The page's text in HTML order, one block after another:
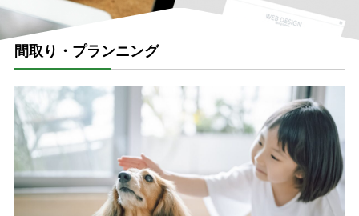
間取り・プランニング